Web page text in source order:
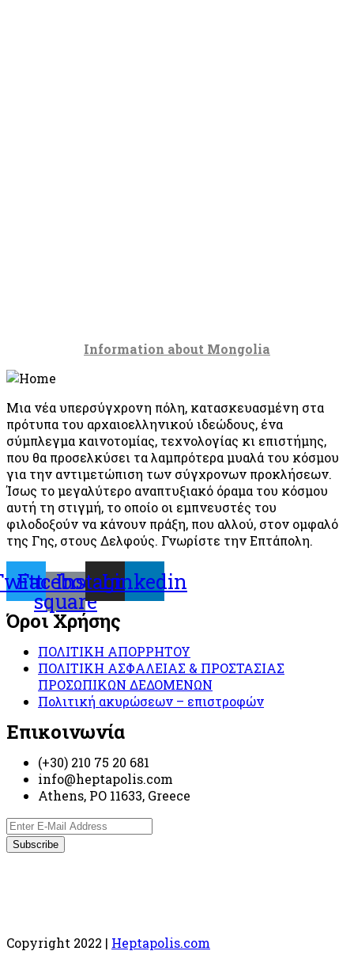
Information about Mongolia
Μια νέα υπερσύγχρονη πόλη, κατασκευασμένη στα
πρότυπα του αρχαιοελληνικού ιδεώδους, ένα
σύμπλεγμα καινοτομίας, τεχνολογίας κι επιστήμης,
που θα προσελκύσει τα λαμπρότερα μυαλά του κόσμου
για την αντιμετώπιση των σύγχρονων προκλήσεων.
Ίσως το μεγαλύτερο αναπτυξιακό όραμα του κόσμου
αυτή τη στιγμή, το οποίο οι εμπνευστές του
φιλοδοξούν να κάνουν πράξη, που αλλού, στον ομφαλό
της Γης, στους Δελφούς. Γνωρίστε την Επτάπολη.
Facebook-
square
Instagram
Linkedin
Όροι Χρήσης
ΠΟΛΙΤΙΚΗ ΑΠΟΡΡΗΤΟΥ
ΠΟΛΙΤΙΚΗ ΑΣΦΑΛΕΙΑΣ & ΠΡΟΣΤΑΣΙΑΣ
ΠΡΟΣΩΠΙΚΩΝ ΔΕΔΟΜΕΝΩΝ
Πολιτική ακυρώσεων – επιστροφών
Επικοινωνία
(+30) 210 75 20 681
info@heptapolis.com
Athens, PO 11633, Greece
Copyright 2022 | Heptapolis.com